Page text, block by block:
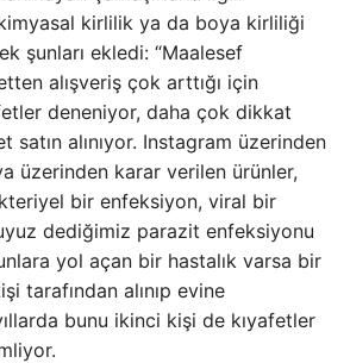
kirlilik ya da boya kirliliği
şunları ekledi: “Maalesef
alışveriş çok arttığı için
deneniyor, daha çok dikkat
satın alınıyor. Instagram üzerinden
üzerinden karar verilen ürünler,
bir enfeksiyon, viral bir
dediğimiz parazit enfeksiyonu
yol açan bir hastalık varsa bir
tarafından alınıp evine
bunu ikinci kişi de kıyafetler